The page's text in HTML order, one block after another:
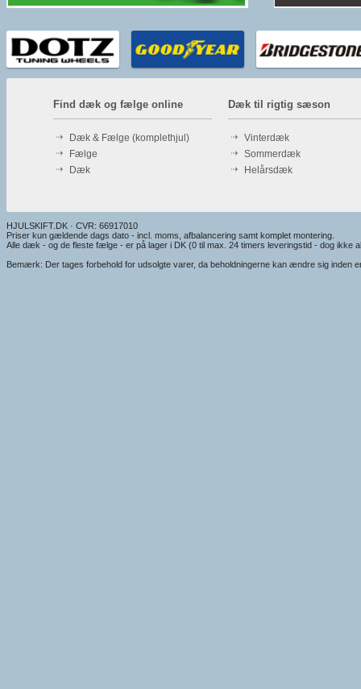
Find dæk og fælge online
Dæk & Fælge (komplethjul)
Fælge
Dæk
Dæk til rigtig sæson
Vinterdæk
Sommerdæk
Helårsdæk
HJULSKIFT.DK · CVR: 66917010
Priser kun gældende dags dato - incl. moms, afbalancering samt komplet montering.
Alle dæk - og de fleste fælge - er på lager i DK (0 til max. 24 timers leveringstid - dog ikke
Bemærk: Der tages forbehold for udsolgte varer, da beholdningerne kan ændre sig inden